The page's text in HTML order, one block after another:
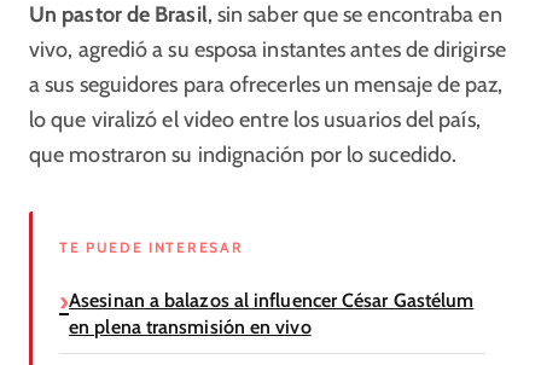
Un pastor de Brasil, sin saber que se encontraba en
vivo, agredió a su esposa instantes antes de dirigirse
a sus seguidores para ofrecerles un mensaje de paz,
lo que viralizó el video entre los usuarios del país,
que mostraron su indignación por lo sucedido.
TE PUEDE INTERESAR
Asesinan a balazos al influencer César Gastélum
en plena transmisión en vivo